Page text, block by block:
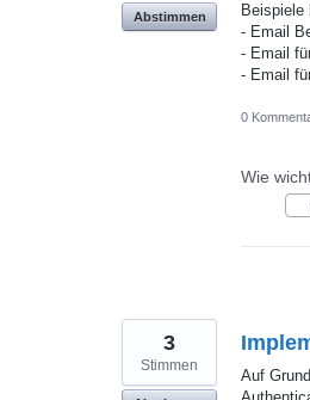
Beispiele
- Email
- Email
- Email
Abstimmen
0
Wie
Auf
3
Stimmen